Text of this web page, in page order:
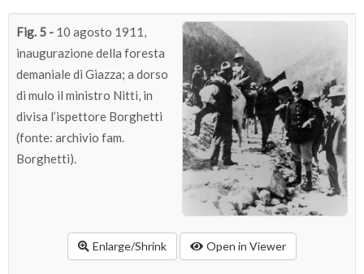
Fig. 5 - 10 agosto 1911,
inaugurazione della foresta
demaniale di Giazza; a dorso
di mulo il ministro Nitti, in
divisa l’ispettore Borghetti
(fonte: archivio fam.
Borghetti).
Enlarge/Shrink Open in Viewer